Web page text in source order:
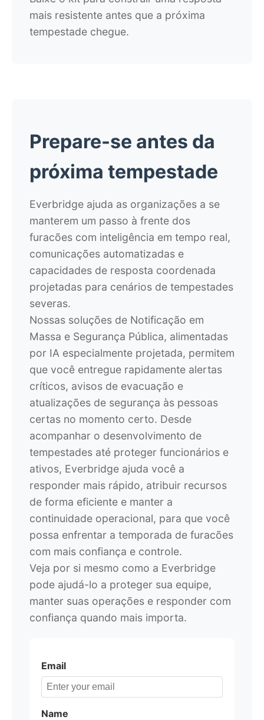
mais resistente antes que a próxima
tempestade chegue.
Prepare-se antes da
próxima tempestade
Everbridge ajuda as organizações a se
manterem um passo à frente dos
furacões com inteligência em tempo real,
comunicações automatizadas e
capacidades de resposta coordenada
projetadas para cenários de tempestades
severas.
Nossas soluções de Notificação em
Massa e Segurança Pública, alimentadas
por IA especialmente projetada, permitem
que você entregue rapidamente alertas
críticos, avisos de evacuação e
atualizações de segurança às pessoas
certas no momento certo. Desde
acompanhar o desenvolvimento de
tempestades até proteger funcionários e
ativos, Everbridge ajuda você a
responder mais rápido, atribuir recursos
de forma eficiente e manter a
continuidade operacional, para que você
possa enfrentar a temporada de furacões
com mais confiança e controle.
Veja por si mesmo como a Everbridge
pode ajudá-lo a proteger sua equipe,
manter suas operações e responder com
confiança quando mais importa.
Email
Name